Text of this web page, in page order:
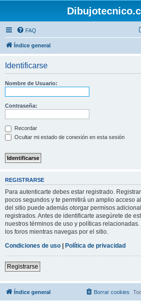
FAQ
Índice general
Identificarse
Nombre de Usuario:
Contraseña:
Recordar
Ocultar mi estado de conexión en esta sesión
REGISTRARSE
Para autenticarte debes estar registrado.
pocos segundos y te permitirá un amplio acceso
del sitio puede además otorgar permisos
registrados. Antes de identificarte asegúrete de
nuestros términos de uso y políticas
los foros mientras navegas por el sitio.
Condiciones de uso | Política de privacidad
Registrarse
Índice general Borrar cookies